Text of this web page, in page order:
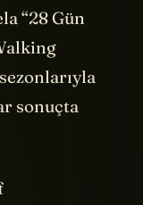
olanlar
“28 Gün
sonuçta